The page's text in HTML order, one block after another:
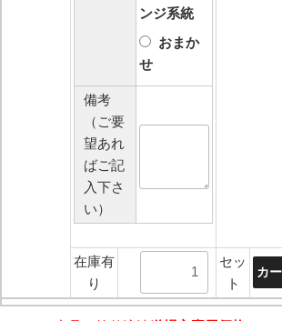
ンジ系統
おまか
せ
備考
（ご要
望あれ
ばご記
入下さ
い）
在庫有
り
セッ
ト